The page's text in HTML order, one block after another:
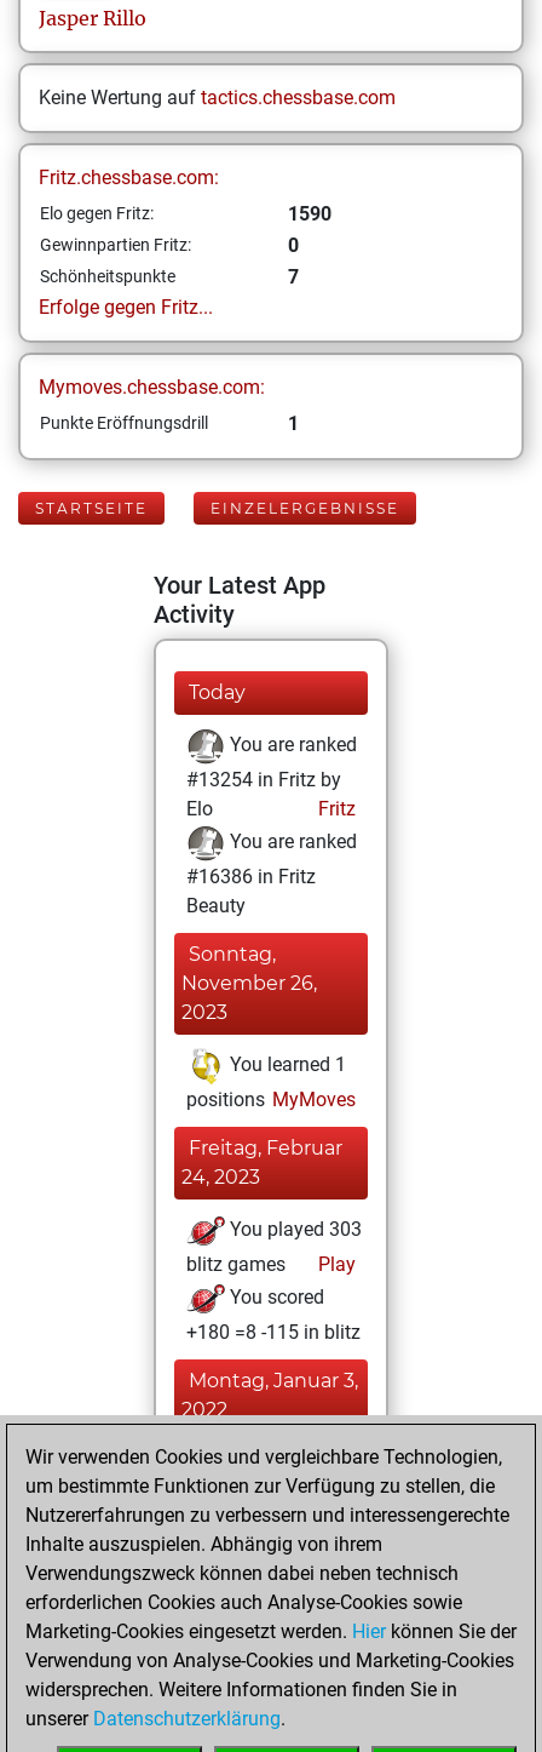
Jasper Rillo
Keine Wertung auf tactics.chessbase.com
Fritz.chessbase.com:
Elo gegen Fritz: 1590
Gewinnpartien Fritz: 0
Schönheitspunkte
7
Erfolge gegen Fritz...
Mymoves.chessbase.com:
Punkte Eröffnungsdrill 1
STARTSEITE EINZELERGEBNISSE
Your Latest App
Activity
Today
You are ranked
#13254 in Fritz by
Elo
Fritz
You are ranked
#16386 in Fritz
Beauty
Sonntag,
November 26,
2023
You learned 1
positions MyMoves
Freitag, Februar
24, 2023
You played 303
blitz games
Play
You scored
+180 =8 -115 in blitz
Montag, Januar 3,
2022
You achieved a
BeautyScore of 7
Fritz
achieved a new Elo
of 1590
Freitag,
Dezember 10, 2021
You created
Wir verwenden Cookies und vergleichbare Technologien,
um bestimmte Funktionen zur Verfügung zu stellen, die
Nutzererfahrungen zu verbessern und interessengerechte
Inhalte auszuspielen. Abhängig von ihrem
Verwendungszweck können dabei neben technisch
erforderlichen Cookies auch Analyse-Cookies sowie
Marketing-Cookies eingesetzt werden. Hierkönnen Sie der
Verwendung von Analyse-Cookies und Marketing-Cookies
widersprechen. Weitere Informationen finden Sie in
unserer Datenschutzerklärung.